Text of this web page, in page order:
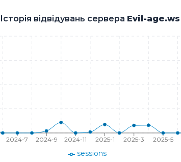
Історія відвідувань сервера Evil-age.ws
2024-7 2024-9 2024-11 2025-1 2025-3 2025-5
sessions